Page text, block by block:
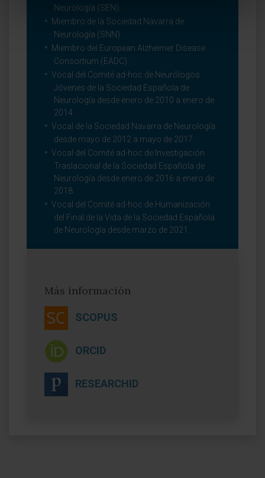
Neurología (SEN).
Miembro de la Sociedad Navarra de
Neurología (SNN).
Miembro del European Alzheimer Disease
Consortium (EADC).
Vocal del Comité ad-hoc de Neurólogos
Jóvenes de la Sociedad Española de
Neurología desde enero de 2010 a enero de
2014.
Vocal de la Sociedad Navarra de Neurología
desde mayo de 2012 a mayo de 2017.
Vocal del Comité ad-hoc de Investigación
Traslacional de la Sociedad Española de
Neurología desde enero de 2016 a enero de
2018.
Vocal del Comité ad-hoc de Humanización
del Final de la Vida de la Sociedad Española
de Neurología desde marzo de 2021.
Más información
SCOPUS
ORCID
RESEARCHID